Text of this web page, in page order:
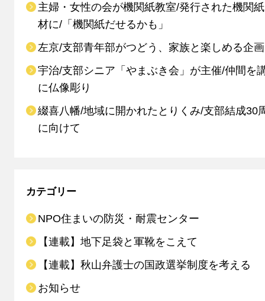
主婦・女性の会が機関紙教室/発行された機関
材に/「機関紙だせるかも」
左京/支部青年部がつどう、家族と楽しめる企
宇治/支部シニア「やまぶき会」が主催/仲間を
に仏像彫り
綴喜八幡/地域に開かれたとりくみ/支部結成30
に向けて
カテゴリー
NPO住まいの防災・耐震センター
【連載】地下足袋と軍靴をこえて
【連載】秋山弁護士の国政選挙制度を考える
お知らせ